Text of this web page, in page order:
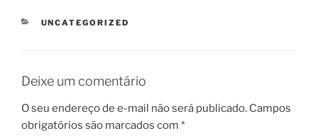
CATEGORIAS
UNCATEGORIZED
Deixe um comentário
O seu endereço de e-mail não será publicado. Campos
obrigatórios são marcados com *